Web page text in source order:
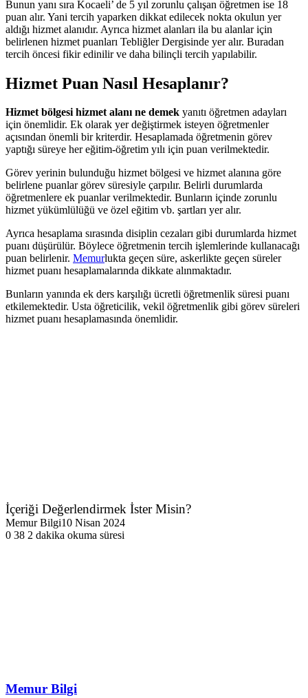
Bunun yanı sıra Kocaeli’ de 5 yıl zorunlu çalışan öğretmen ise 18
puan alır. Yani tercih yaparken dikkat edilecek nokta okulun yer
aldığı hizmet alanıdır. Ayrıca hizmet alanları ila bu alanlar için
belirlenen hizmet puanları Tebliğler Dergisinde yer alır. Buradan
tercih öncesi fikir edinilir ve daha bilinçli tercih yapılabilir.
Hizmet Puan Nasıl Hesaplanır?
Hizmet bölgesi hizmet alanı ne demek yanıtı öğretmen adayları
için önemlidir. Ek olarak yer değiştirmek isteyen öğretmenler
açısından önemli bir kriterdir. Hesaplamada öğretmenin görev
yaptığı süreye her eğitim-öğretim yılı için puan verilmektedir.
Görev yerinin bulunduğu hizmet bölgesi ve hizmet alanına göre
belirlene puanlar görev süresiyle çarpılır. Belirli durumlarda
öğretmenlere ek puanlar verilmektedir. Bunların içinde zorunlu
hizmet yükümlülüğü ve özel eğitim vb. şartları yer alır.
Ayrıca hesaplama sırasında disiplin cezaları gibi durumlarda hizmet
puanı düşürülür. Böylece öğretmenin tercih işlemlerinde kullanacağı
puan belirlenir. Memurlukta geçen süre, askerlikte geçen süreler
hizmet puanı hesaplamalarında dikkate alınmaktadır.
Bunların yanında ek ders karşılığı ücretli öğretmenlik süresi puanı
etkilemektedir. Usta öğreticilik, vekil öğretmenlik gibi görev süreleri
hizmet puanı hesaplamasında önemlidir.
İçeriği Değerlendirmek İster Misin?
Memur Bilgi10 Nisan 2024
0 38 2 dakika okuma süresi
Memur Bilgi